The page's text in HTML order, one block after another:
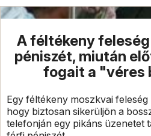
A féltékeny
péniszét, miután
fogait a "véres
Egy féltékeny moszkvai feleség
hogy biztosan sikerüljön a
telefonján egy pikáns üzenetet